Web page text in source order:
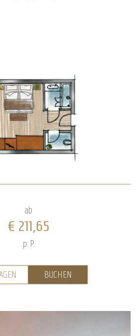
ab
€ 211,65
p. P.
BUCHEN